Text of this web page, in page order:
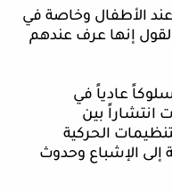
الأطفال وخاصة في
القول إنها عرف عندهم
عادياً في
انتشاراً بين
الحركية
إلى الإشباع وحدوث